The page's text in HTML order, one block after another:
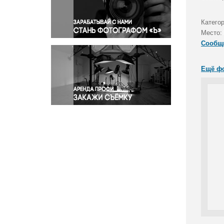
Правосудие
Происшествия и конфликты
Религия
Светская жизнь
Спорт
Экология
Экономика и бизнес
Место:
Ещё